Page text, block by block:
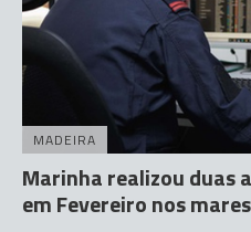
MADEIRA
Marinha realizou duas
em Fevereiro nos